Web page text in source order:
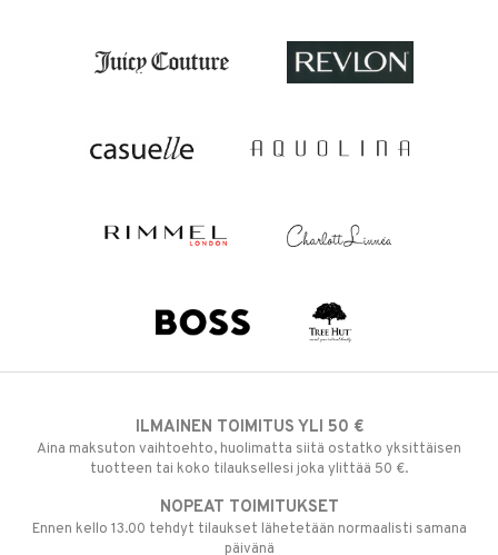
ILMAINEN TOIMITUS YLI 50 €
Aina maksuton vaihtoehto, huolimatta siitä ostatko yksittäisen
tuotteen tai koko tilauksellesi joka ylittää 50 €.
NOPEAT TOIMITUKSET
Ennen kello 13.00 tehdyt tilaukset lähetetään normaalisti samana
päivänä